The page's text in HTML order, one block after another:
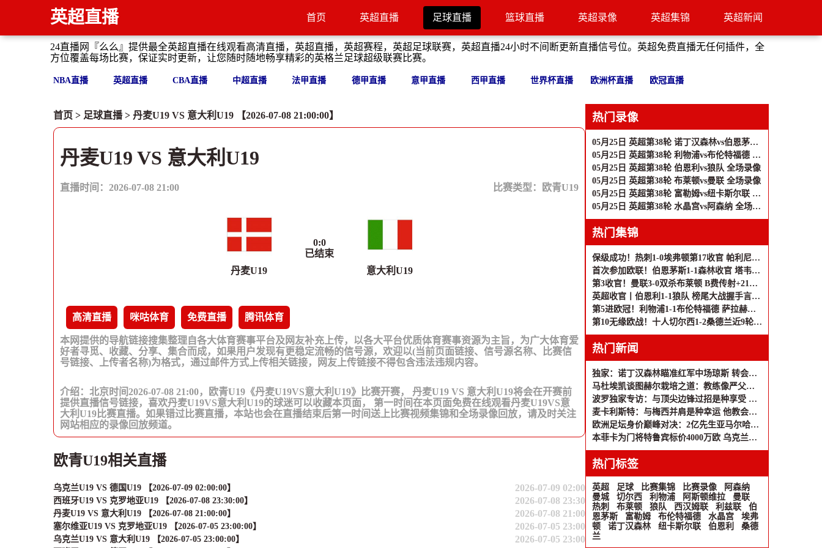
英超直播 首页 英超直播 足球直播 篮球直播 英超录像 英超集锦 英超新闻
24直播网『么么』提供最全英超直播在线观看高清直播，英超直播，英超赛程，英超足球联赛，英超直播24小时不间断更新直播信号位。英超免费直播无任何插件，全
方位覆盖每场比赛，保证实时更新，让您随时随地畅享精彩的英格兰足球超级联赛比赛。
NBA直播 英超直播 CBA直播 中超直播 法甲直播 德甲直播 意甲直播 西甲直播 世界杯直播 欧洲杯直播 欧冠直播
首页 > 足球直播> 丹麦U19 VS 意大利U19 【2026-07-08 21:00:00】
丹麦U19 VS 意大利U19
直播时间：2026-07-08 21:00 比赛类型： 欧青U19
丹麦U19
0:0
已结束
意大利U19
高清直播 咪咕体育 免费直播 腾讯体育
本网提供的导航链接搜集整理自各大体育赛事平台及网友补充上传，以各大平台优质体育赛事资源为主旨，为广大体育爱
好者寻觅、收藏、分享、集合而成，如果用户发现有更稳定流畅的信号源，欢迎以(当前页面链接、信号源名称、比赛信
号链接、上传者名称)为格式，通过邮件方式上传相关链接，网友上传链接不得包含违法违规内容。
介绍：北京时间2026-07-08 21:00，欧青U19《丹麦U19VS意大利U19》比赛开赛， 丹麦U19 VS 意大利U19将会在开赛前
提供直播信号链接，喜欢丹麦U19VS意大利U19的球迷可以收藏本页面， 第一时间在本页面免费在线观看丹麦U19VS意
大利U19比赛直播。如果错过比赛直播，本站也会在直播结束后第一时间送上比赛视频集锦和全场录像回放，请及时关注
网站相应的录像回放频道。
欧青U19相关直播
乌克兰U19 VS 德国U19 【2026-07-09 02:00:00】 2026-07-09 02:00
西班牙U19 VS 克罗地亚U19 【2026-07-08 23:30:00】 2026-07-08 23:30
丹麦U19 VS 意大利U19 【2026-07-08 21:00:00】 2026-07-08 21:00
塞尔维亚U19 VS 克罗地亚U19 【2026-07-05 23:00:00】 2026-07-05 23:00
乌克兰U19 VS 意大利U19 【2026-07-05 23:00:00】 2026-07-05 23:00
热门录像
05月25日 英超第38轮 诺丁汉森林vs伯恩茅斯 全场录像
05月25日 英超第38轮 利物浦vs布伦特福德 全场录像
05月25日 英超第38轮 伯恩利vs狼队 全场录像
05月25日 英超第38轮 布莱顿vs曼联 全场录像
05月25日 英超第38轮 富勒姆vs纽卡斯尔联 全场录像
05月25日 英超第38轮 水晶宫vs阿森纳 全场录像
热门集锦
保级成功！热刺1-0埃弗顿第17收官 帕利尼亚制胜热刺近6轮仅1负
首次参加欧联！伯恩茅斯1-1森林收官 塔韦尼耶救主怀特远射破门
第3收官！曼联3-0双杀布莱顿 B费传射+21助破纪录独享英超助攻王
英超收官丨伯恩利1-1狼队 榜尾大战握手言和 两队双双降入英冠
第5进欧冠！利物浦1-1布伦特福德 萨拉赫、罗伯逊结束9年红军生涯
第10无缘欧战！十人切尔西1-2桑德兰近9轮仅1胜 桑德兰第7进欧战
热门新闻
独家：诺丁汉森林瞄准红军中场琼斯 转会谈判已开启
马杜埃凯谈图赫尔栽培之道：教练像严父般鞭策我成长；应对补水暂停？足球本就是适应游戏
波罗独家专访：与顶尖边锋过招是种享受 北伦敦已成第二故乡
麦卡利斯特：与梅西并肩是种幸运 他教会我的远不止足球
欧洲足坛身价巅峰对决：2亿先生亚马尔哈兰德领跑 姆巴佩1.8亿紧追
本菲卡为门将特鲁宾标价4000万欧 乌克兰国脚英超梦待圆
热门标签
英超 足球 比赛集锦 比赛录像
阿森纳
曼城
切尔西 利物浦 阿斯顿维拉
曼联
热刺
布莱顿 狼队 西汉姆联 利兹联
伯
恩茅斯
富勒姆 布伦特福德 水晶宫
埃弗
顿
诺丁汉森林 纽卡斯尔联 伯恩利
桑德
兰